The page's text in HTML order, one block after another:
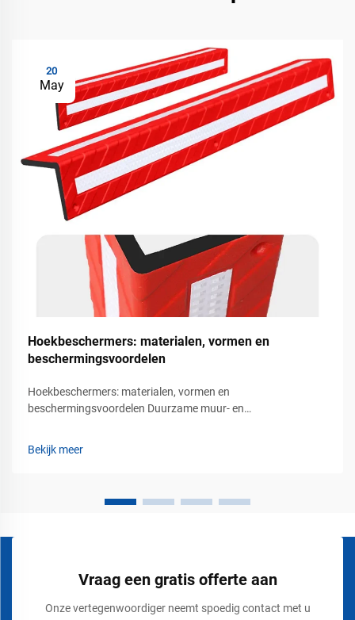
20
May
Hoekbeschermers: materialen, vormen en
beschermingsvoordelen
Hoekbeschermers: materialen, vormen en
beschermingsvoordelen Duurzame muur- en
voortdurend beweging van voertuigen, karren, heftrucks,
Bekijk meer
Vraag een gratis offerte aan
Onze vertegenwoordiger neemt spoedig contact met u